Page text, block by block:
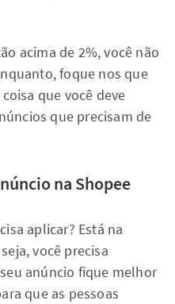
acima de 2%, você não
foque nos que
que você deve
que precisam de
na Shopee
aplicar? Está na
você precisa
anúncio fique melhor
que as pessoas